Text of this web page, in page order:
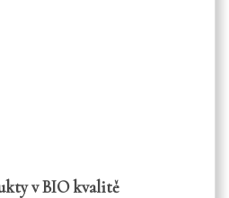
v BIO kvalitě